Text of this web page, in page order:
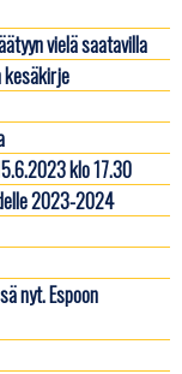
vielä saatavilla
kesäkirje
klo 17.30
2023-2024
nyt. Espoon